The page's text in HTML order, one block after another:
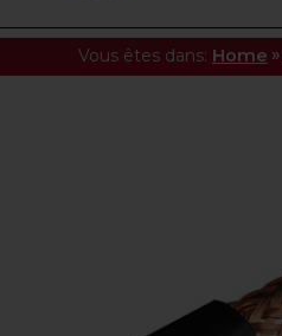
Vous êtes dans: Home »